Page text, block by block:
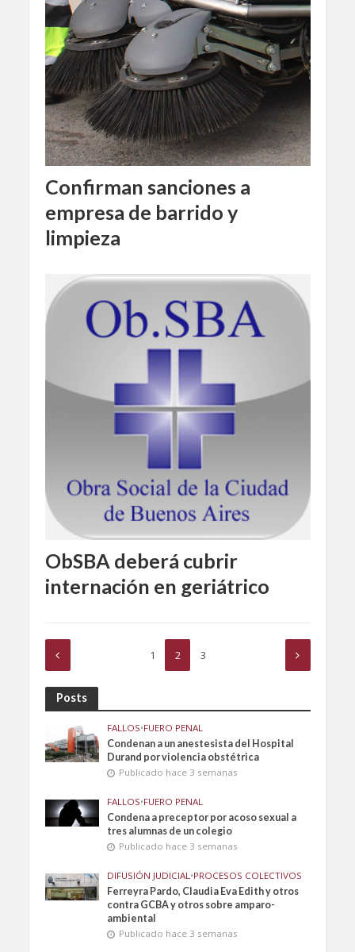
Confirman sanciones a
empresa de barrido y
limpieza
ObSBA deberá cubrir
internación en geriátrico
1 2 3
Posts
FALLOS•FUERO PENAL
Condenan a un anestesista del Hospital
Durand por violencia obstétrica
Publicado hace 3 semanas
FALLOS•FUERO PENAL
Condena a preceptor por acoso sexual a
tres alumnas de un colegio
Publicado hace 3 semanas
DIFUSIÓN JUDICIAL•PROCESOS COLECTIVOS
Ferreyra Pardo, Claudia Eva Edith y otros
contra GCBA y otros sobre amparo-
ambiental
Publicado hace 3 semanas